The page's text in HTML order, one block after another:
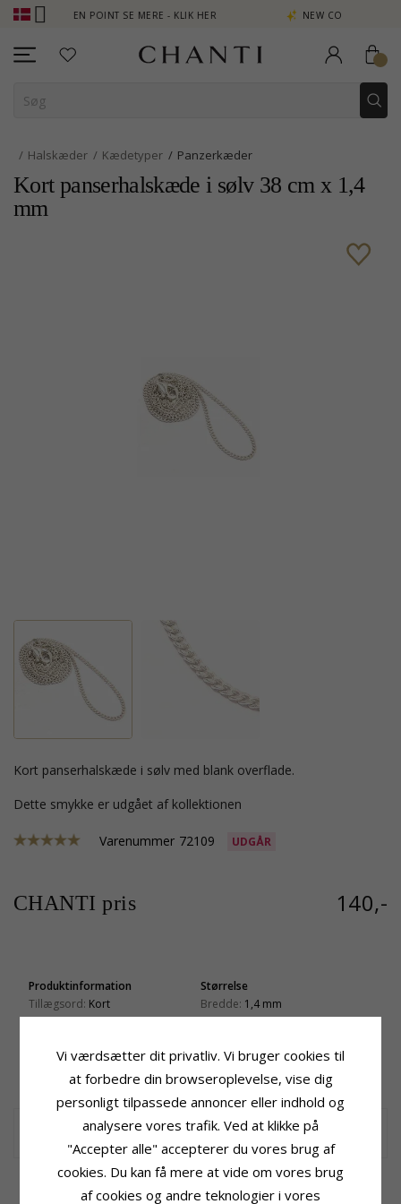
OPTJEN POINT SE MERE - KLIK HER NEW COLLECTION | AURA
Halskæder Kædetyper Panzerkæder
Kort panserhalskæde i sølv 38 cm x 1,4
mm
kort panserhalskæde i sølv med blank overflade.
Dette smykke er udgået af kollektionen
Varenummer 72109 UDGÅR
CHANTI pris 140,-
Produktinformation
Tillægsord: Kort
Kædetype:Panserhalskæde
Overflade:Blank
Størrelse
Bredde: 1,4 mm
Længde:38 cm
Leveringstid
Leveringstid:2-3 Hverdage
Halskæde i sølv til børn
kort panserhalskæde i sølv med blank overflade.
KUNDER DER HAR KØBT DENNE HAR
Vi værdsætter dit privatliv. Vi bruger cookies til
at forbedre din browseroplevelse, vise dig
personligt tilpassede annoncer eller indhold og
analysere vores trafik. Ved at klikke på
"Accepter alle" accepterer du vores brug af
cookies. Du kan få mere at vide om vores brug
af cookies og andre teknologier i vores